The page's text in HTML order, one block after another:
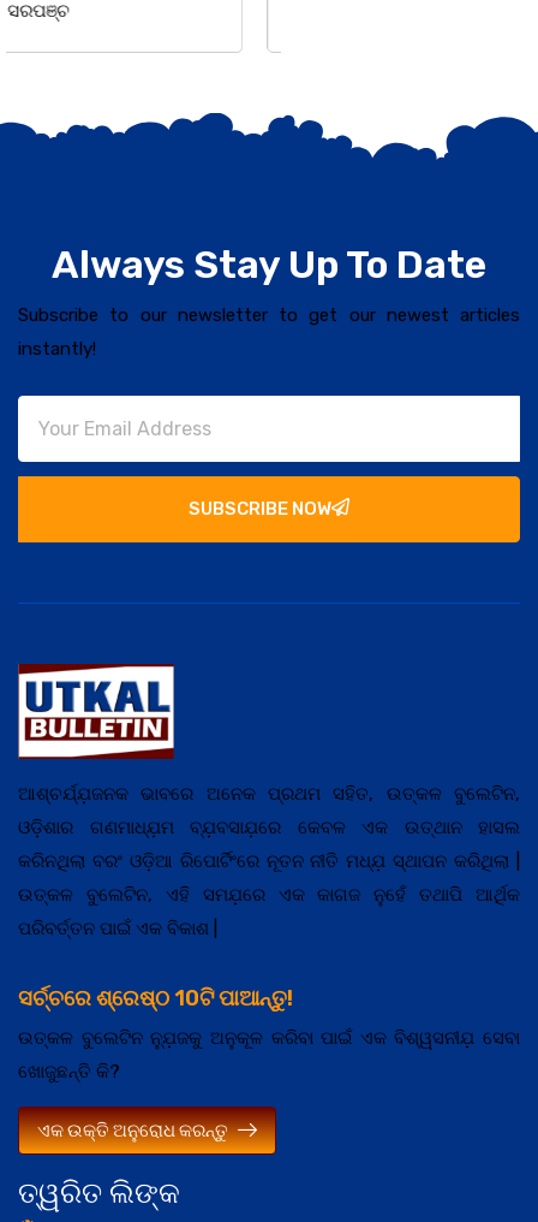
Always Stay Up To Date
Subscribe to our newsletter to get our newest articles
instantly!
SUBSCRIBE NOW
ତ୍ୱରିତ ଲିଙ୍କ
ଆଶ୍ଚର୍ଯ୍ଯ଼ଜନକ ଭାବରେ ଅନେକ ପ୍ରଥମ ସହିତ, ଉତ୍କଳ ବୁଲେଟିନ,
ଓଡ଼ିଶାର ଗଣମାଧ୍ଯ଼ମ ବ୍ଯ଼ବସାଯ଼ରେ କେବଳ ଏକ ଉତ୍ଥାନ ହାସଲ
କରିନଥିଲା ବରଂ ଓଡ଼ିଆ ରିପୋର୍ଟିଂରେ ନୂତନ ନୀତି ମଧ୍ଯ଼ ସ୍ଥାପନ କରିଥିଲା |
ଉତ୍କଳ ବୁଲେଟିନ, ଏହି ସମଯ଼ରେ ଏକ କାଗଜ ନୁହେଁ ତଥାପି ଆର୍ଥିକ
ପରିବର୍ତ୍ତନ ପାଇଁ ଏକ ବିକାଶ |
ସର୍ଚ୍ଚରେ ଶ୍ରେଷ୍ଠ 10ଟି ପାଆନ୍ତୁ!
ଉତ୍କଳ ବୁଲେଟିନ ନ୍ଯ଼ୁଜକୁ ଅନୁକୂଳ କରିବା ପାଇଁ ଏକ ବିଶ୍ୱସନୀଯ଼ ସେବା
ଖୋଜୁଛନ୍ତି କି?
ଏକ ଉକ୍ତି ଅନୁରୋଧ କରନ୍ତୁ